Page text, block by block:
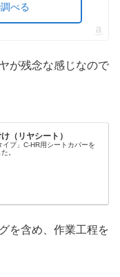
べる
が残念な感じなので
（リヤシート）
イプ」C-HR用シートカバーを
。
を含め、作業工程を